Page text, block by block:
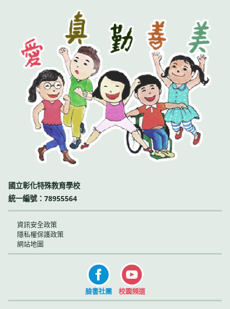
國立彰化特殊教育學校
統一編號：78955564
資訊安全政策
隱私權保護政策
網站地圖
臉書社團 校園頻道